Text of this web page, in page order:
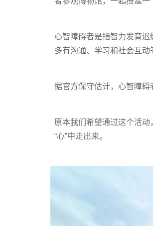
心智障碍者是指智力发育迟
多有沟通、学习和社会互动
据官方保守估计，心智障碍
原本我们希望通过这个活
“心”中走出来。